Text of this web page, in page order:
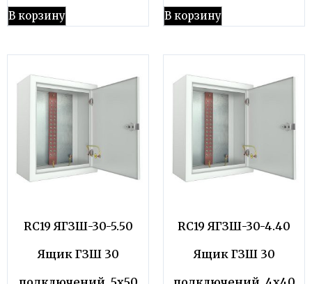
В корзину В корзину
RC19 ЯГЗШ-30-5.50
Ящик ГЗШ 30
RC19 ЯГЗШ-30-4.40
Ящик ГЗШ 30